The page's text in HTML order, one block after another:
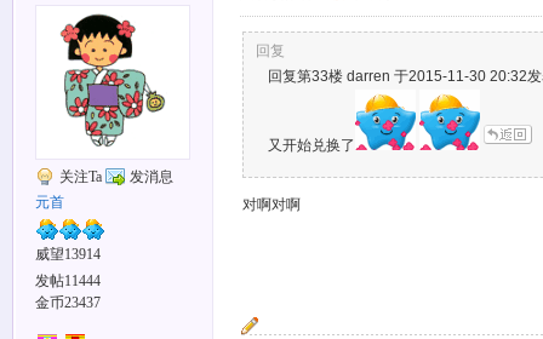
关注Ta
发消息
元首
威望13914
发帖11444
金币23437
回复
回复第33楼 darren 于2015-11-30 20:32
又开始兑换了
对啊对啊